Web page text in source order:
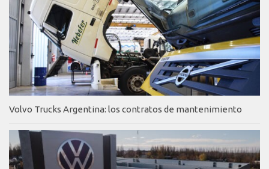
Volvo Trucks Argentina: los contratos de mantenimiento